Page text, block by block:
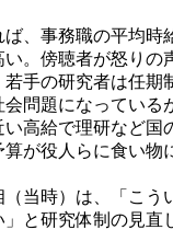
、事務職の平均時
。傍聴者が怒りの
手の研究者は任期
問題になっている
い高給で理研など国
が役人らに食い物
当時）は、「こう
と研究体制の見直